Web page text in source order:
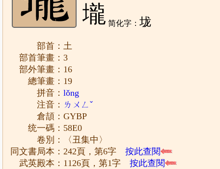
壠 简化字：垅
部首：土
部首筆畫：3
部外筆畫：16
總筆畫：19
拼音：lǒng
注音： ㄌㄨㄥˇ
倉頡：GYBP
统一碼：58E0
卷別：〈丑集中〉
同文書局本：242頁，第6字按此查閱
武英殿本：1126頁，第1字按此查閱